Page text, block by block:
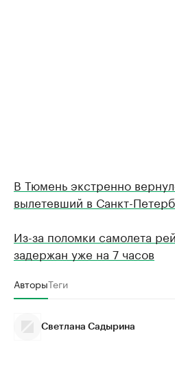
В Тюмень экстренно
вылетевший в Санкт-
Из-за поломки самолета
задержан уже на 7 часов
АвторыТеги
Светлана Садырина